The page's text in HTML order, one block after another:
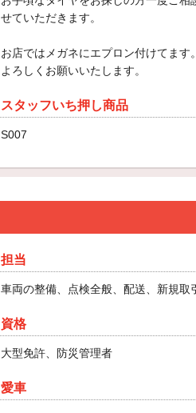
せていただきます。
お店ではメガネにエプロン付けてます。
よろしくお願いいたします。
スタッフいち押し商品
S007
担当
車両の整備、点検全般、配送、新規取
資格
大型免許、防災管理者
愛車